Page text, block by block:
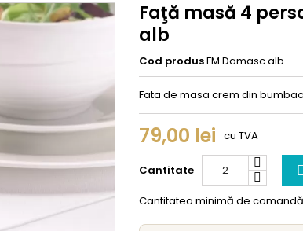
Faţă masă 4
alb
Cod produsFM Damasc alb
Fata de masa crem din
79,00 lei cu TVA
Cantitate
Cantitatea minimă de